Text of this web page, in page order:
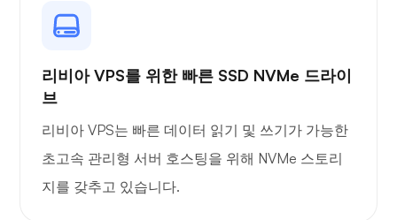
플렉스
오운캐스트
리비아 VPS를 위한 빠른 SSD NVMe 드라이
브
리비아 VPS는 빠른 데이터 읽기 및 쓰기가 가능한
초고속 관리형 서버 호스팅을 위해 NVMe 스토리
지를 갖추고 있습니다.